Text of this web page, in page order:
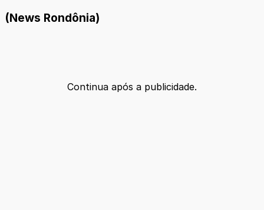
(News Rondônia)
Continua após a publicidade.